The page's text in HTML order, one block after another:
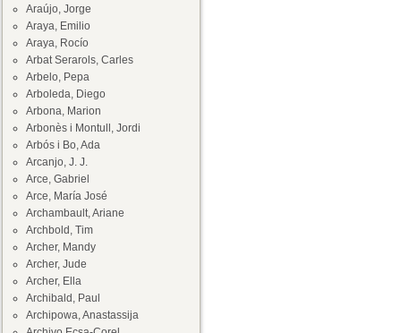
Araújo, Jorge
Araya, Emilio
Araya, Rocío
Arbat Serarols, Carles
Arbelo, Pepa
Arboleda, Diego
Arbona, Marion
Arbonès i Montull, Jordi
Arbós i Bo, Ada
Arcanjo, J. J.
Arce, Gabriel
Arce, María José
Archambault, Ariane
Archbold, Tim
Archer, Mandy
Archer, Jude
Archer, Ella
Archibald, Paul
Archipowa, Anastassija